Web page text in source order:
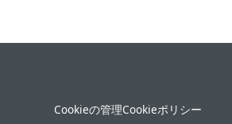
Cookieの管理Cookieポリシー